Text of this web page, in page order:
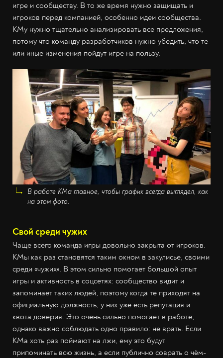
игре и сообществу. В то же время нужно защищать и
игроков перед компанией, особенно идеи сообщества.
КМу нужно тщательно анализировать все предложения,
потому что команду разработчиков нужно убедить, что те
или иные изменения пойдут игре на пользу.
В работе КМа главное, чтобы график всегда выглядел, как
на этом фото.
Свой среди чужих
Чаще всего команда игры довольно закрыта от игроков.
КМы как раз становятся таким окном в закулисье, своими
среди «чужих». В этом сильно помогает большой опыт
игры и активность в соцсетях: сообщество видит и
запоминает таких людей, поэтому когда те приходят на
официальную должность, у них уже есть репутация и
квота доверия. Это очень сильно помогает в работе,
однако важно соблюдать одно правило: не врать. Если
КМа хоть раз поймают на лжи, ему это будут
припоминать всю жизнь, а если публично соврать о чём-